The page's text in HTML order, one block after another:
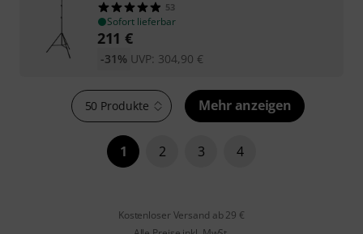
53
Sofort lieferbar
211 €
UVP: 304,90 €
-31%
50 Produkte Mehr anzeigen
1 2 3 4
Kostenloser Versand ab 29 €